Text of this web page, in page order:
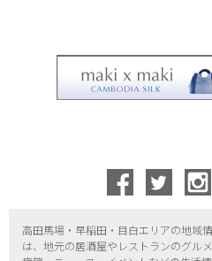
高田馬場・早稲田・目白エリアの地域
は、地元の居酒屋やレストランのグル